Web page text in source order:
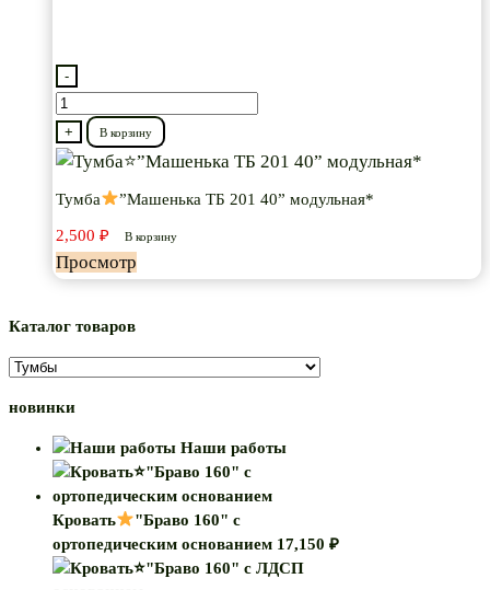
-
Количество
товара
Тумба
”Машенька
ТБ
201
модульная*
+ В корзину
Тумба ”Машенька ТБ 201 40” модульная*
2,500 ₽ В корзину
Просмотр
Каталог товаров
новинки
Наши работы
Кровать
"Браво 160" с
ортопедическим основанием 17,150 ₽